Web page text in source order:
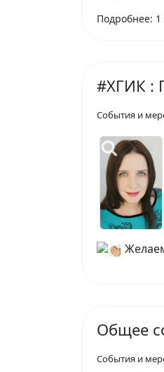
Подробнее: 1
#ХГИК :
События и
Общее
События и